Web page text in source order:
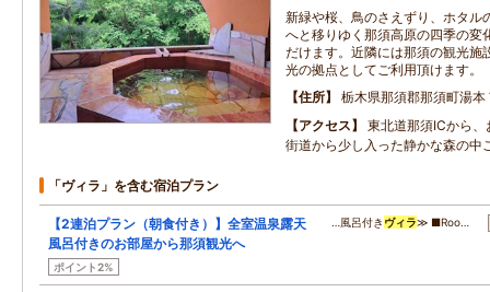
新緑や桜、鳥のさえずり、ホタル
へと移りゆく那須高原の四季の変
だけます。近隣には那須の観光施
光の拠点としてご利用頂けます。
住所
栃木県那須郡那須町湯本
アクセス
東北道那須ICから
街道から少し入った静かな森の中
「ヴィラ」を含む宿泊プラン
【2連泊プラン（朝食付き）】全室温泉露天
風呂付きのお部屋から那須観光へ
ポイント2%
…風呂付き ヴィラ≫ ■Roo…